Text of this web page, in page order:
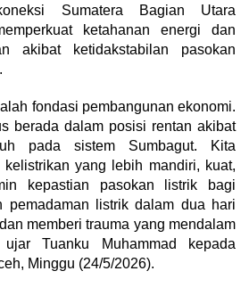
Sumatera Bagian Utara
ketahanan energi dan
akibat ketidakstabilan pasokan
fondasi pembangunan ekonomi.
berada dalam posisi rentan akibat
pada sistem Sumbagut. Kita
kelistrikan yang lebih mandiri, kuat,
kepastian pasokan listrik bagi
pemadaman listrik dalam dua hari
memberi trauma yang mendalam
Tuanku Muhammad kepada
Minggu (24/5/2026).